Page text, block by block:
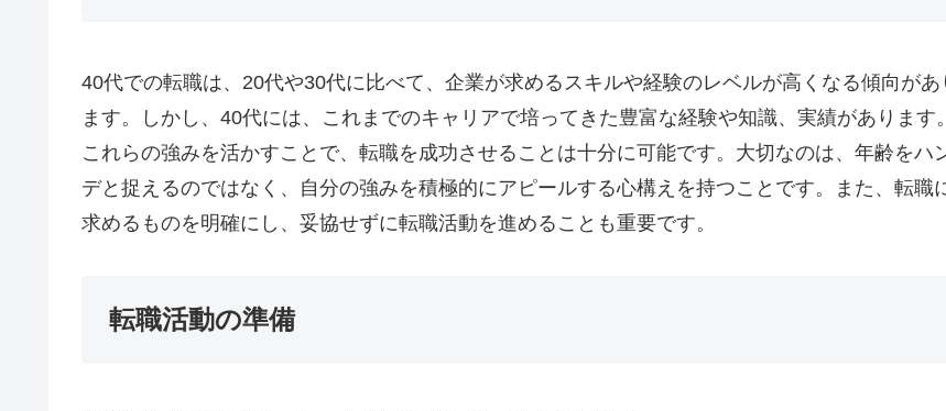
40代での転職は、20代や30代に比べて、企業が求めるスキルや経験のレベルが高くなる傾向があ
ます。しかし、40代には、これまでのキャリアで培ってきた豊富な経験や知識、実績があります。
これらの強みを活かすことで、転職を成功させることは十分に可能です。大切なのは、年齢をハ
デと捉えるのではなく、自分の強みを積極的にアピールする心構えを持つことです。また、転職
求めるものを明確にし、妥協せずに転職活動を進めることも重要です。
転職活動の準備